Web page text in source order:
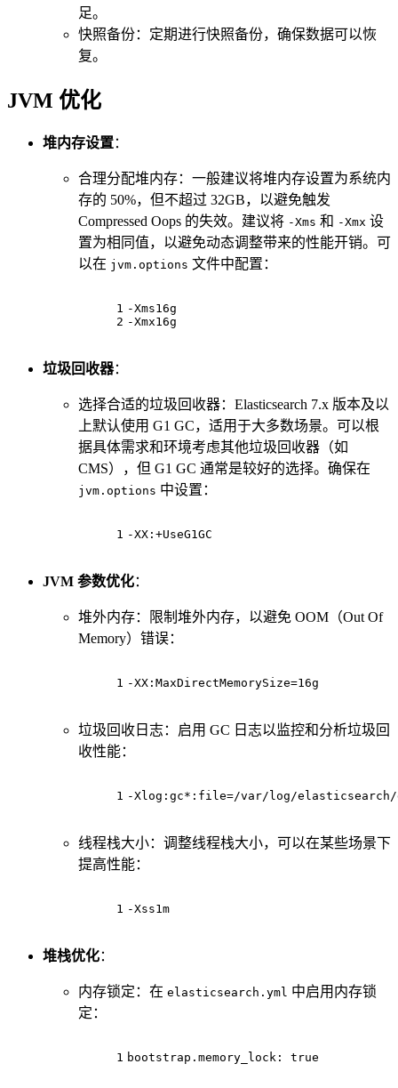
足。
快照备份：定期进行快照备份，确保数据可以恢
复。
JVM 优化
堆内存设置：
合理分配堆内存：一般建议将堆内存设置为系统内
存的 50%，但不超过 32GB，以避免触发
Compressed Oops 的失效。建议将 -Xms 和 -Xmx 设
置为相同值，以避免动态调整带来的性能开销。可
以在 jvm.options 文件中配置：
1
2
-Xms16g
-Xmx16g
垃圾回收器：
选择合适的垃圾回收器：Elasticsearch 7.x 版本及以
上默认使用 G1 GC，适用于大多数场景。可以根
据具体需求和环境考虑其他垃圾回收器（如
CMS），但 G1 GC 通常是较好的选择。确保在
jvm.options 中设置：
1 -XX:+UseG1GC
JVM 参数优化：
堆外内存：限制堆外内存，以避免 OOM（Out Of
Memory）错误：
1 -XX:MaxDirectMemorySize=16g
垃圾回收日志：启用 GC 日志以监控和分析垃圾回
收性能：
1 -Xlog:gc*:file=/var/ log/
线程栈大小：调整线程栈大小，可以在某些场景下
提高性能：
1 -Xss1m
堆栈优化：
内存锁定：在 elasticsearch.yml 中启用内存锁
定：
1 bootstrap.memory_lock: true